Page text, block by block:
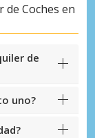
Coches en
de
uno?